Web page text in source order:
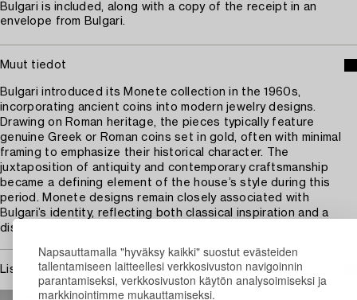
Napsauttamalla "hyväksy kaikki" suostut evästeiden
tallentamiseen laitteellesi verkkosivuston navigoinnin
parantamiseksi, verkkosivuston käytön analysoimiseksi ja
markkinointimme mukauttamiseksi.
Bulgari is included, along with a copy of the receipt in an
envelope from Bulgari.
Muut tiedot
Bulgari introduced its Monete collection in the 1960s,
incorporating ancient coins into modern jewelry designs.
Drawing on Roman heritage, the pieces typically feature
genuine Greek or Roman coins set in gold, often with minimal
framing to emphasize their historical character. The
juxtaposition of antiquity and contemporary craftsmanship
became a defining element of the house’s style during this
period. Monete designs remain closely associated with
Bulgari’s identity, reflecting both classical inspiration and a
distinctive approach to material and form.
Lisätietoja ja kuntoraportit
TUKHOLMA